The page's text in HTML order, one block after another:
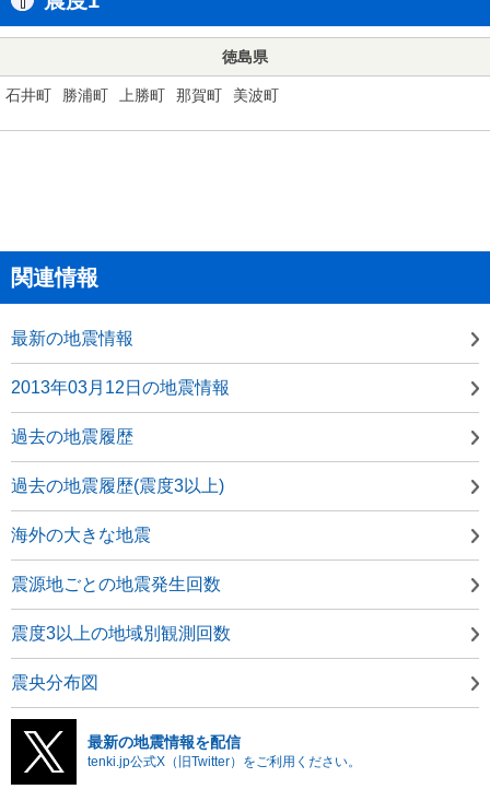
徳島県
石井町 勝浦町 上勝町 那賀町 美波町
関連情報
最新の地震情報
2013年03月12日の地震情報
過去の地震履歴
過去の地震履歴(震度3以上)
海外の大きな地震
震源地ごとの地震発生回数
震度3以上の地域別観測回数
震央分布図
最新の地震情報を配信
tenki.jp公式X（旧Twitter）をご利用ください。